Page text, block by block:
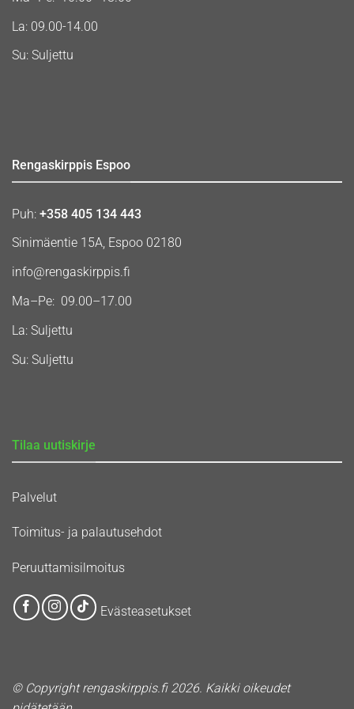
La: 09.00-14.00
Su: Suljettu
Rengaskirppis Espoo
Puh: +358 405 134 443
Sinimäentie 15A, Espoo 02180
info@rengaskirppis.fi
Ma–Pe: 09.00–17.00
La: Suljettu
Su: Suljettu
Tilaa uutiskirje
Palvelut
Toimitus- ja palautusehdot
Peruuttamisilmoitus
Evästeasetukset
© Copyright rengaskirppis.fi 2026. Kaikki oikeudet